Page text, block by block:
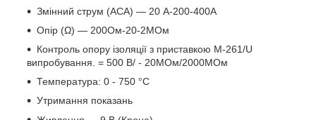
Змінний струм (ACA) — 20 А-200-400А
Опір (Ω) — 200Ом-20-2МОм
Контроль опору ізоляції з приставкою М-261/U
випробування. = 500 В/ - 20МОм/2000МОм
Температура: 0 - 750 °С
Утримання показань